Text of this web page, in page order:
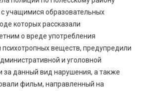
учащимися образовательных
которых рассказали
о вреде употребления
психотропных веществ, предупредили
и уголовной
за данный вид нарушения, а также
фильм, направленный на